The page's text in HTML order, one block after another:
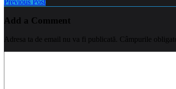
Add a Comment
Adresa ta de email nu va fi publicată. Câmpurile